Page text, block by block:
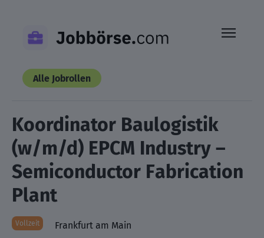
content
Alle Jobrollen
Koordinator Baulogistik
(w/m/d) EPCM Industry –
Semiconductor Fabrication
Plant
Vollzeit
Frankfurt am Main